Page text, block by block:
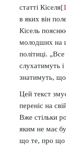
статті Кіселя
в яких він
Кісель
молодших на
політиці.
слухатимуть
знатимуть,
Цей текст
переніс на
Вже стільки
яким не має
що те, про що